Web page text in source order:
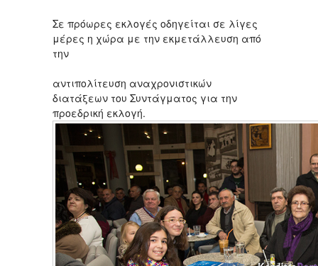
Σε πρόωρες εκλογές οδηγείται σε λίγες
μέρες η χώρα με την εκμετάλλευση από
την
αντιπολίτευση αναχρονιστικών
διατάξεων του Συντάγματος για την
προεδρική εκλογή.